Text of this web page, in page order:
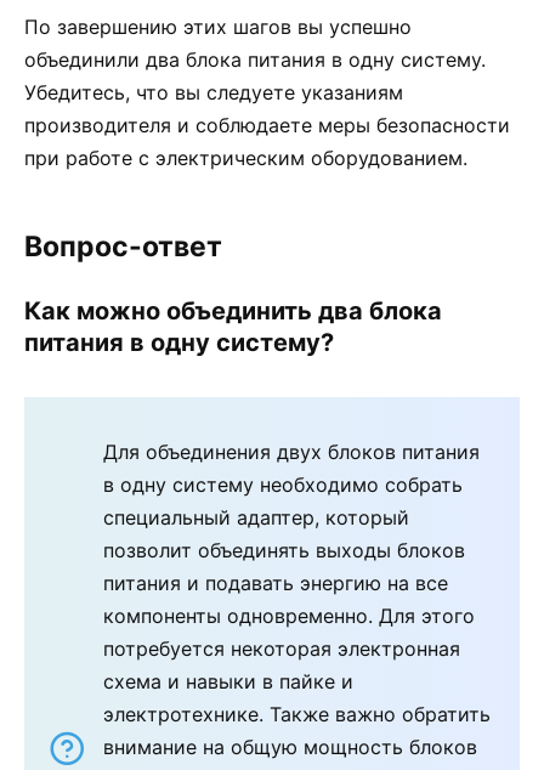
По завершению этих шагов вы успешно
объединили два блока питания в одну систему.
Убедитесь, что вы следуете указаниям
производителя и соблюдаете меры безопасности
при работе с электрическим оборудованием.
Вопрос-ответ
Как можно объединить два блока
питания в одну систему?
Для объединения двух блоков питания
в одну систему необходимо собрать
специальный адаптер, который
позволит объединять выходы блоков
питания и подавать энергию на все
компоненты одновременно. Для этого
потребуется некоторая электронная
схема и навыки в пайке и
электротехнике. Также важно обратить
внимание на общую мощность блоков